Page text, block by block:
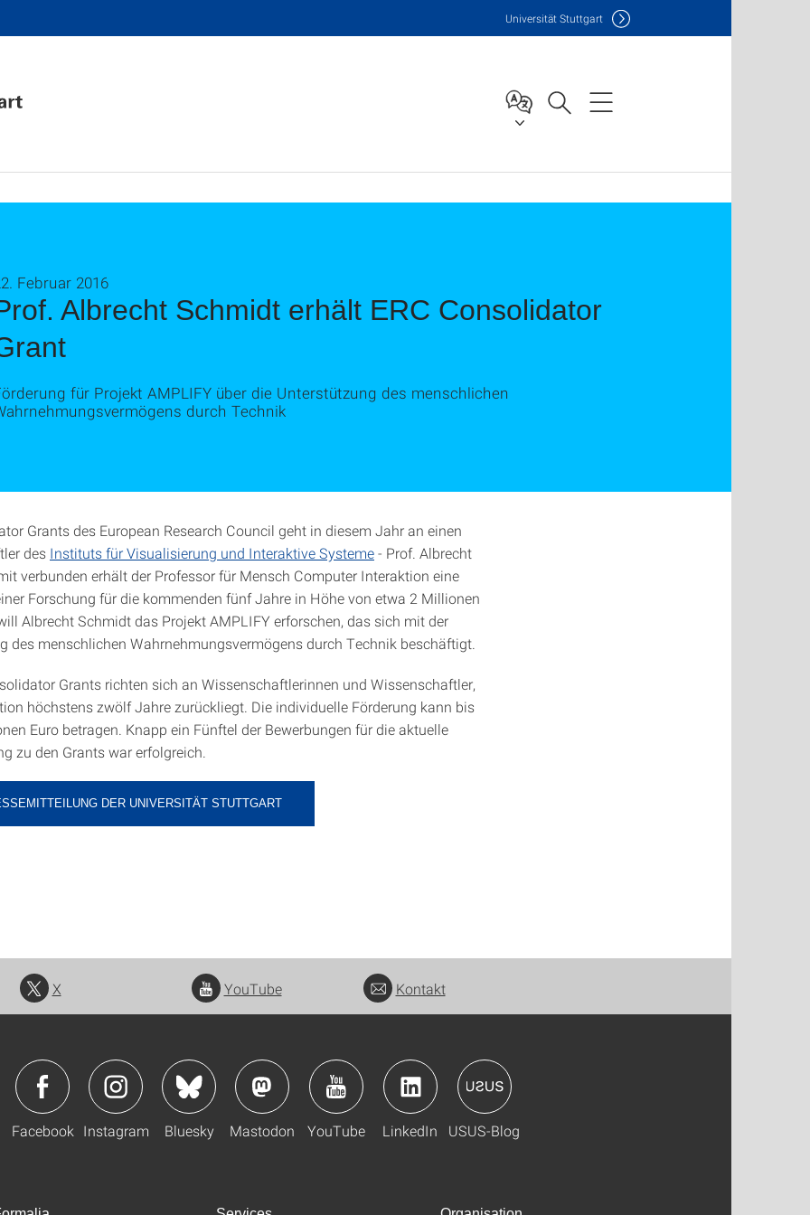
Universität Stuttgart
Albrecht Schmidt erhält ERC Consolidator
Februar 2016
für Projekt AMPLIFY über die Unterstützung des menschlichen
durch Technik
Grants des European Research Council geht in diesem Jahr an einen
des Instituts für Visualisierung und Interaktive Systeme- Prof. Albrecht
verbunden erhält der Professor für Mensch Computer Interaktion eine
Forschung für die kommenden fünf Jahre in Höhe von etwa 2 Millionen
Albrecht Schmidt das Projekt AMPLIFY erforschen, das sich mit der
des menschlichen Wahrnehmungsvermögens durch Technik beschäftigt.
Grants richten sich an Wissenschaftlerinnen und Wissenschaftler,
höchstens zwölf Jahre zurückliegt. Die individuelle Förderung kann bis
Euro betragen. Knapp ein Fünftel der Bewerbungen für die aktuelle
zu den Grants war erfolgreich.
DER UNIVERSITÄT STUTTGART
X YouTube Kontakt
Facebook Instagram Bluesky Mastodon YouTube LinkedIn USUS-Blog